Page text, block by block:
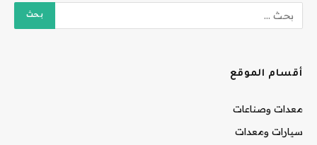
أقسام الموقع
معدات وصناعات
سيارات ومعدات